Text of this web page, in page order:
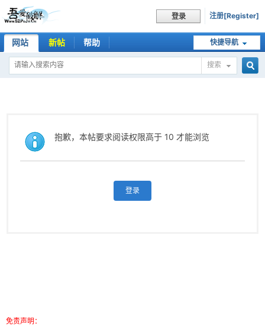
登录 注册[Register]
快捷导航
网站 新帖 帮助
搜索
抱歉，本帖要求阅读权限高于 10 才能浏览
登录
免责声明：